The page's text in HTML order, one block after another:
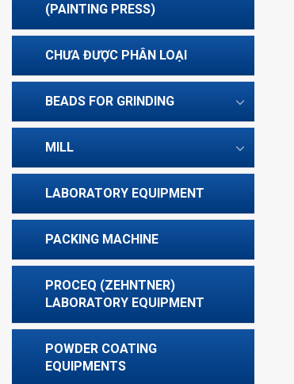
(PAINTING PRESS)
CHƯA ĐƯỢC PHÂN LOẠI
BEADS FOR GRINDING
MILL
LABORATORY EQUIPMENT
PACKING MACHINE
PROCEQ (ZEHNTNER)
LABORATORY EQUIPMENT
POWDER COATING
EQUIPMENTS